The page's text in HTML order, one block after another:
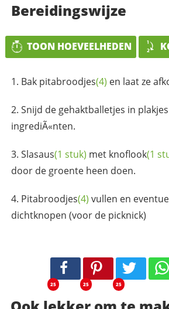
Bereidingswijze
TOON HOEVEELHEDEN
Bak pitabroodjes(4) en laat ze
Snijd de gehaktballetjes in
ingrediÃ«nten.
Slasaus(1 stuk) met knoflook(1
door de groente heen doen.
Pitabroodjes(4) vullen en
dichtknopen (voor de picknick)
25 25 25